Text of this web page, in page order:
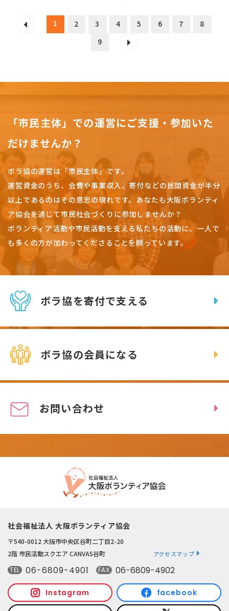
1 2 3 4 5 6 7
8
9
「市民主体」での運営にご支援・参加いた
だけませんか？
ボラ協の運営は「市民主体」です。
運営資金のうち、会費や事業収入、寄付などの民間資金が半分
以上であるのはその意志の現れです。 あなたも大阪ボランティ
ア協会を通じて市民社会づくりに参加しませんか？
ボランティア活動や市民活動を支える私たちの活動に、一人で
も多くの方が加わってくださることを願っています。
ボラ協を寄付で支える
ボラ協の会員になる
お問い合わせ
社会福祉法人 大阪ボランティア協会
〒540-0012 大阪市中央区谷町二丁目2-20
2階 市民活動スクエア CANVAS谷町
アクセスマップ
TEL 06-6809-4901 FAX 06-6809-4902
Instagram facebook